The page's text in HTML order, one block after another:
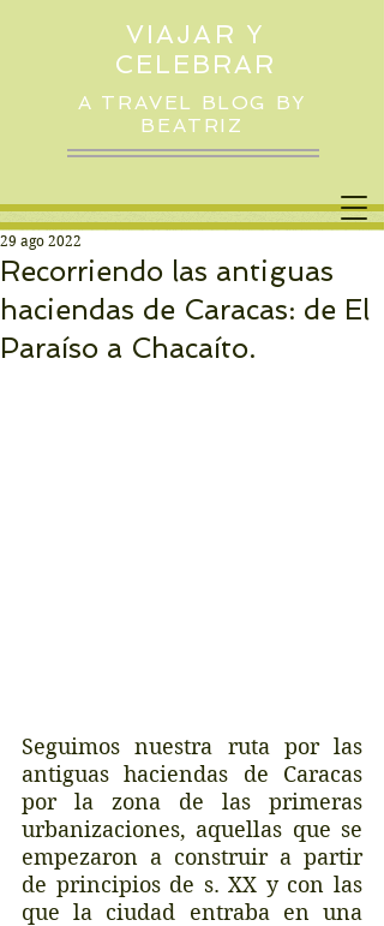
VIAJAR Y
CELEBRAR
A TRAVEL BLOG BY
BEATRIZ
Recorriendo las antiguas
haciendas de Caracas: de El
Paraíso a Chacaíto.
29 ago 2022
Seguimos nuestra ruta por las
antiguas haciendas de Caracas
por la zona de las primeras
urbanizaciones, aquellas que se
empezaron a construir a partir
de principios de s. XX y con las
que la ciudad entraba en una